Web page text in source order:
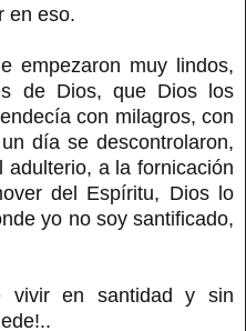
en eso.
empezaron muy lindos,
de Dios, que Dios los
con milagros, con
día se descontrolaron,
a la fornicación
del Espíritu, Dios lo
yo no soy santificado,
vivir en santidad y sin